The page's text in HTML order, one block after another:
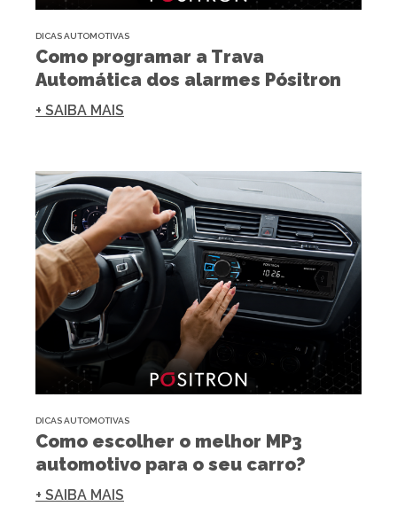
DICAS AUTOMOTIVAS
Como programar a Trava
Automática dos alarmes Pósitron
+ SAIBA MAIS
DICAS AUTOMOTIVAS
Como escolher o melhor MP3
automotivo para o seu carro?
+ SAIBA MAIS